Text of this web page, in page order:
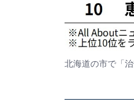
北海道の市で「